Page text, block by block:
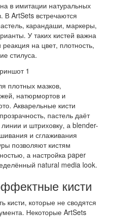
в имитации натуральных
В ArtSets встречаются
карандаши, маркеры,
У таких кистей важна
на цвет, плотность,
стилуса.
плотных мазков,
натюрмортов и
Акварельные кисти
пастель даёт
и штриховку, а blender-
и сглаживания
позволяют кистям
а настройка paper
natural media look.
кисти
кисти, которые не сводятся
Некоторые ArtSets